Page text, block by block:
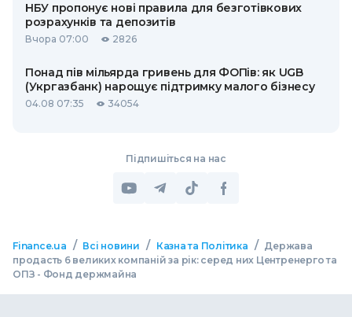
НБУ пропонує нові правила для безготівкових
розрахунків та депозитів
Вчора 07:00 2826
Понад пів мільярда гривень для ФОПів: як UGB
(Укргазбанк) нарощує підтримку малого бізнесу
04.08 07:35 34054
Підпишіться на нас
Finance.ua / Всі новини / Казна та Політика / Держава
продасть 6 великих компаній за рік: серед них Центренерго та
ОПЗ - Фонд держмайна